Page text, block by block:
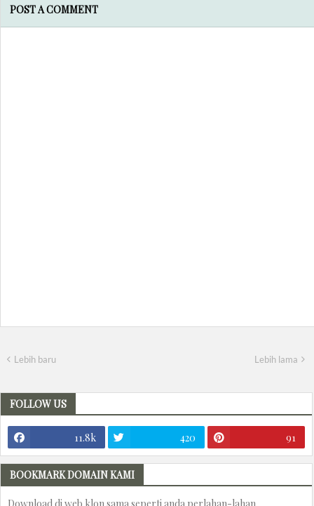
POST A COMMENT
Lebih baru Lebih lama
FOLLOW US
11.8k 420 91
BOOKMARK DOMAIN KAMI